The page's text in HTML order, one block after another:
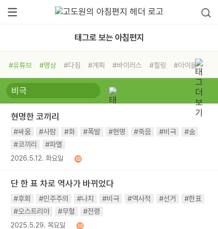
태그로 보는 아침편지
#유튜브 #명상 #다짐 #계획 #바이러스 #힐링
#아이들
#비전캠프
#독서캠프 #삶
#희망
#나눔 #친구 #링컨학교
#독서
#건강
현명한 코끼리
#싸움 #사람 #화 #폭발 #현명 #죽음 #비극
#숨
#코끼리
#파멸
2026.5.12. 화요일
단 한 표 차로 역사가 바뀌었다
#후회 #민주주의 #나치 #비극 #역사적 #선거
#한표
#오스트리아
#무혈 #전령
2025.5.29. 목요일